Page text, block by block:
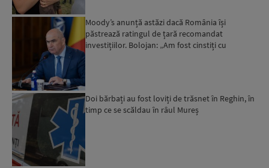
Moody’s anunță astăzi dacă România își
păstrează ratingul de țară recomandat
investițiilor. Bolojan: „Am fost cinstiți cu
Doi bărbați au fost loviți de trăsnet în Reghin, în
timp ce se scăldau în râul Mureș